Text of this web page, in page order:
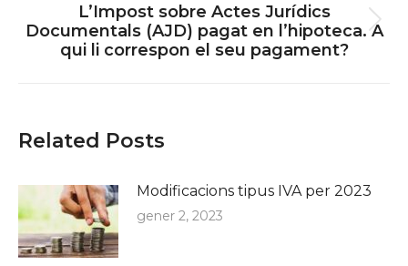
Next
post:
L’Impost sobre Actes Jurídics
Documentals (AJD) pagat en l’hipoteca. A
qui li correspon el seu pagament?
Related Posts
Modificacions tipus IVA per 2023
gener 2, 2023